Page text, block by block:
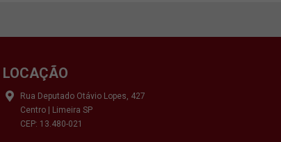
LOCAÇÃO
Rua Deputado Otávio Lopes, 427
Centro | Limeira SP
CEP: 13.480-021